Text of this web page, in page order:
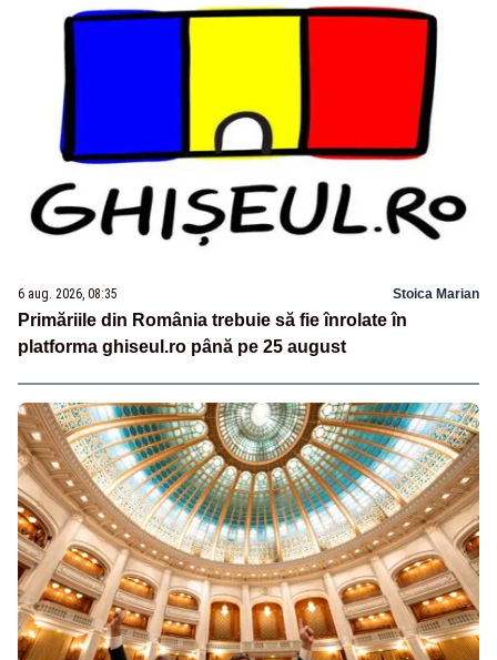
6 aug. 2026, 08:35 Stoica Marian
Primăriile din România trebuie să fie înrolate în
platforma ghiseul.ro până pe 25 august